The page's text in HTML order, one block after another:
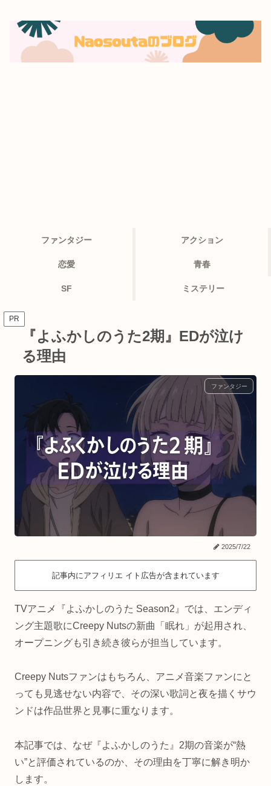
ファンタジー アクション
恋愛 青春
SF ミステリー
PR
『よふかしのうた2期』EDが泣け
る理由
ファンタジー
2025/7/22
記事内にアフィリエ イト広告が含まれています
TVアニメ『よふかしのうた Season2』では、エンディ
ング主題歌にCreepy Nutsの新曲「眠れ」が起用され、
オープニングも引き続き彼らが担当しています。
Creepy Nutsファンはもちろん、アニメ音楽ファンにと
っても見逃せない内容で、その深い歌詞と夜を描くサウ
ンドは作品世界と見事に重なります。
本記事では、なぜ『よふかしのうた』2期の音楽が“熱
い”と評価されているのか、その理由を丁寧に解き明か
します。